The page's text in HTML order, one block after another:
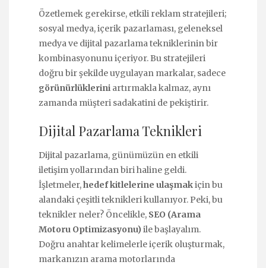
Özetlemek gerekirse, etkili reklam stratejileri;
sosyal medya, içerik pazarlaması, geleneksel
medya ve dijital pazarlama tekniklerinin bir
kombinasyonunu içeriyor. Bu stratejileri
doğru bir şekilde uygulayan markalar, sadece
görünürlüklerini artırmakla kalmaz, aynı
zamanda müşteri sadakatini de pekiştirir.
Dijital Pazarlama Teknikleri
Dijital pazarlama, günümüzün en etkili
iletişim yollarından biri haline geldi.
İşletmeler,hedef kitlelerine ulaşmakiçin bu
alandaki çeşitli teknikleri kullanıyor. Peki, bu
teknikler neler? Öncelikle, SEO (Arama
Motoru Optimizasyonu) ile başlayalım.
Doğru anahtar kelimelerle içerik oluşturmak,
markanızın arama motorlarında